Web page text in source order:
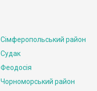
Сімферопольський район
Судак
Феодосія
Чорноморський район